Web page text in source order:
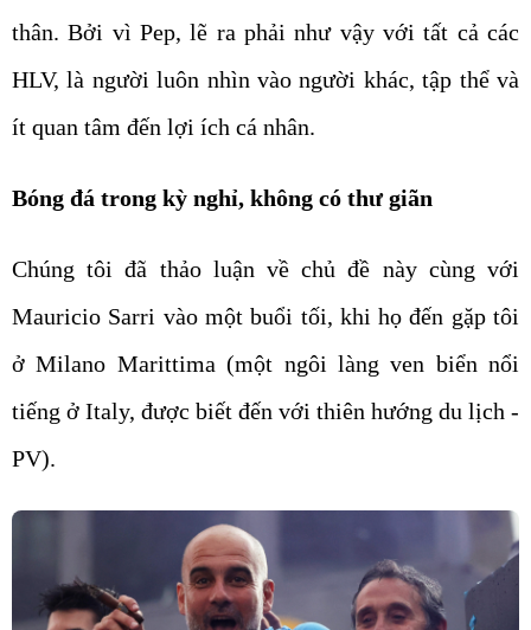
thân. Bởi vì Pep, lẽ ra phải như vậy với tất cả các
HLV, là người luôn nhìn vào người khác, tập thể và
ít quan tâm đến lợi ích cá nhân.
Bóng đá trong kỳ nghỉ, không có thư giãn
Chúng tôi đã thảo luận về chủ đề này cùng với
Mauricio Sarri vào một buổi tối, khi họ đến gặp tôi
ở Milano Marittima (một ngôi làng ven biển nổi
tiếng ở Italy, được biết đến với thiên hướng du lịch -
PV).